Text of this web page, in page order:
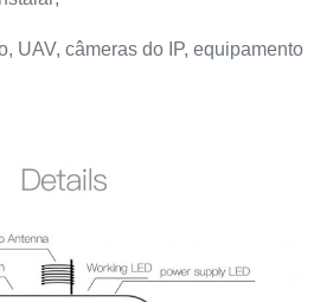
UAV, câmeras do IP, equipamento